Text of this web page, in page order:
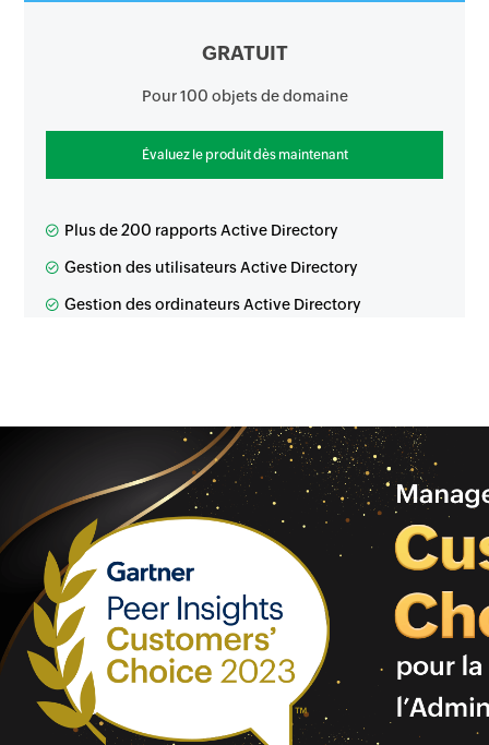
GRATUIT
Pour 100 objets de domaine
Évaluez le produit dès maintenant
Plus de 200 rapports Active Directory
Gestion des utilisateurs Active Directory
Gestion des ordinateurs Active Directory